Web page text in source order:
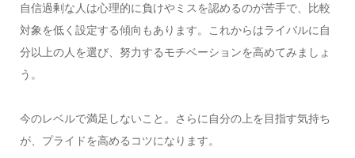
自信過剰な人は心理的に負けやミスを認めるのが苦手で、比較
対象を低く設定する傾向もあります。これからはライバルに自
分以上の人を選び、努力するモチベーションを高めてみましょ
う。
今のレベルで満足しないこと。さらに自分の上を目指す気持ち
が、プライドを高めるコツになります。